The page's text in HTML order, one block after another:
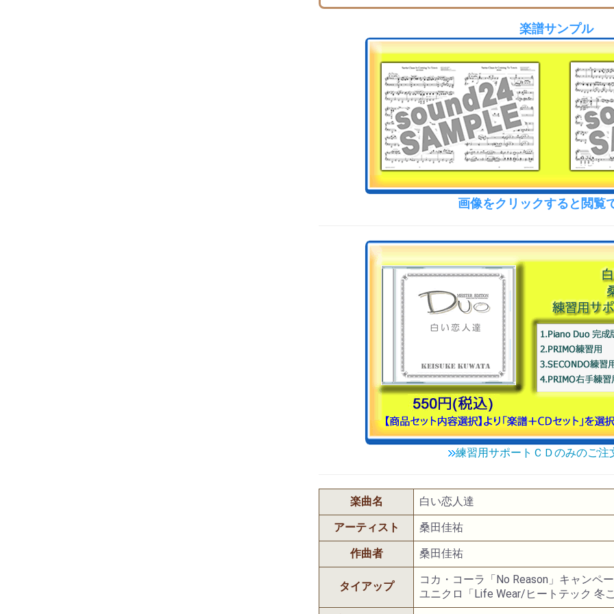
楽譜サンプル
画像をクリックすると閲覧
練習用サポートＣＤのみのご注
楽曲名
白い恋人達
アーティスト
桑田佳祐
作曲者
桑田佳祐
タイアップ
コカ・コーラ「No Reason」キャンペ
ユニクロ「Life Wear/ヒートテック 冬